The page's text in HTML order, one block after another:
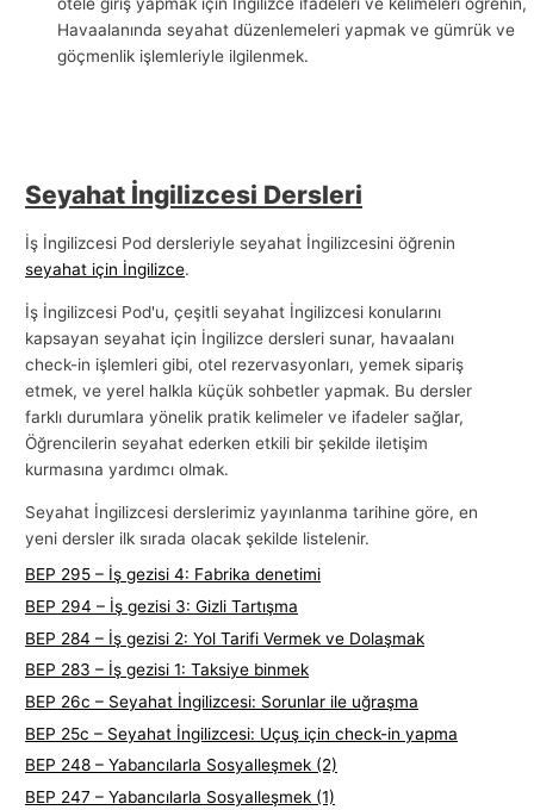
Havaalanında seyahat düzenlemeleri yapmak ve gümrük ve
göçmenlik işlemleriyle ilgilenmek.
Seyahat İngilizcesi Dersleri
İş İngilizcesi Pod dersleriyle seyahat İngilizcesini öğrenin
seyahat için İngilizce.
İş İngilizcesi Pod'u, çeşitli seyahat İngilizcesi konularını
kapsayan seyahat için İngilizce dersleri sunar, havaalanı
check-in işlemleri gibi, otel rezervasyonları, yemek sipariş
etmek, ve yerel halkla küçük sohbetler yapmak. Bu dersler
farklı durumlara yönelik pratik kelimeler ve ifadeler sağlar,
Öğrencilerin seyahat ederken etkili bir şekilde iletişim
kurmasına yardımcı olmak.
Seyahat İngilizcesi derslerimiz yayınlanma tarihine göre, en
yeni dersler ilk sırada olacak şekilde listelenir.
BEP 295 – İş gezisi 4: Fabrika denetimi
BEP 294 – İş gezisi 3: Gizli Tartışma
BEP 284 – İş gezisi 2: Yol Tarifi Vermek ve Dolaşmak
BEP 283 – İş gezisi 1: Taksiye binmek
BEP 26c – Seyahat İngilizcesi: Sorunlar ile uğraşma
BEP 25c – Seyahat İngilizcesi: Uçuş için check-in yapma
BEP 248 – Yabancılarla Sosyalleşmek (2)
BEP 247 – Yabancılarla Sosyalleşmek (1)